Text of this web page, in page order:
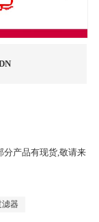
分产品有现货,敬请来
滤器